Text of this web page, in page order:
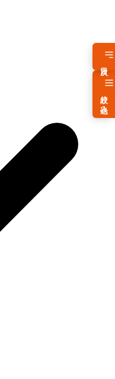
絞り込み